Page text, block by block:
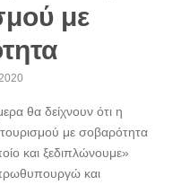
με
θα δείχνουν ότι η
με σοβαρότητα
και ξεδιπλώνουμε»
και